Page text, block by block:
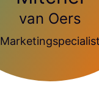
van Oers
Marketingspecialist